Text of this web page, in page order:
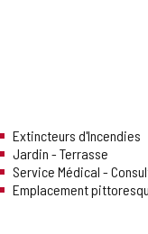
Extincteurs d'Incendies
Jardin - Terrasse
Service Médical -
Emplacement